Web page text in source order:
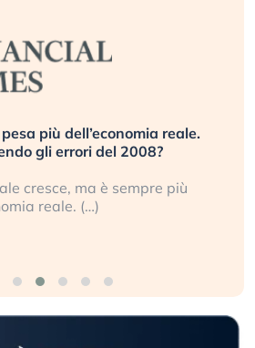
più dell’economia reale.
gli errori del 2008?
cresce, ma è sempre più
reale. (…)